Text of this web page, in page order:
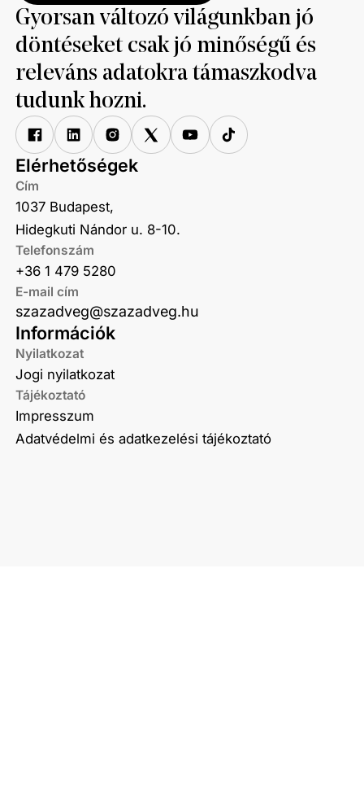
Gyorsan változó világunkban jó
döntéseket csak jó minőségű és
releváns adatokra támaszkodva
tudunk hozni.
Információk
Nyilatkozat
Jogi nyilatkozat
Tájékoztató
Impresszum
Adatvédelmi és adatkezelési tájékoztató
Elérhetőségek
Cím
1037 Budapest,
Hidegkuti Nándor u. 8-10.
Telefonszám
+36 1 479 5280
E-mail cím
szazadveg@szazadveg.hu